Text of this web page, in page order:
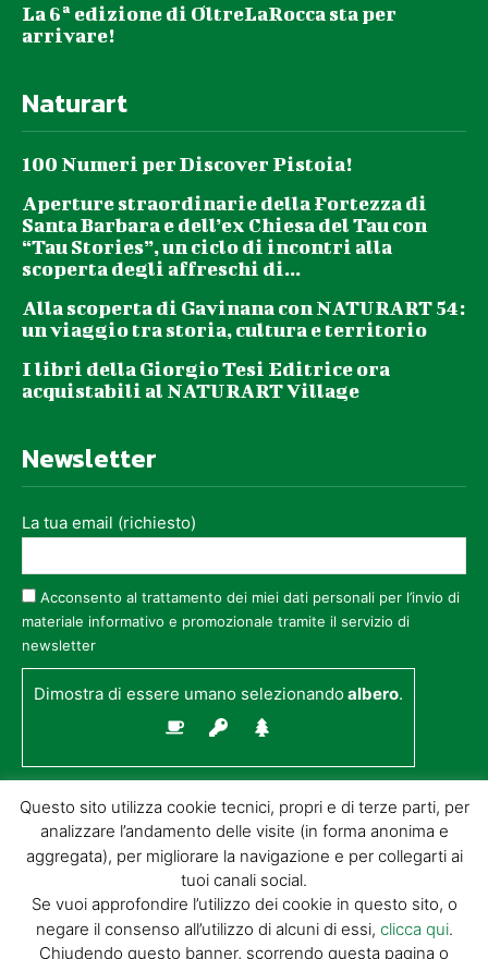
La 6ª edizione di OltreLaRocca sta per
arrivare!
Naturart
100 Numeri per Discover Pistoia!
Aperture straordinarie della Fortezza di
Santa Barbara e dell’ex Chiesa del Tau con
“Tau Stories”, un ciclo di incontri alla
scoperta degli affreschi di...
Alla scoperta di Gavinana con NATURART 54:
un viaggio tra storia, cultura e territorio
I libri della Giorgio Tesi Editrice ora
acquistabili al NATURART Village
Newsletter
La tua email (richiesto)
Acconsento al trattamento dei miei dati personali per l’invio di
materiale informativo e promozionale tramite il servizio di
newsletter
Dimostra di essere umano selezionandoalbero.
© GIORGIO TESI EDITRICE S.R.L. | P.IVA
Questo sito utilizza cookie tecnici, propri e di terze parti, per
analizzare l’andamento delle visite (in forma anonima e
aggregata), per migliorare la navigazione e per collegarti ai
tuoi canali social.
Se vuoi approfondire l’utilizzo dei cookie in questo sito, o
negare il consenso all’utilizzo di alcuni di essi, clicca qui.
Chiudendo questo banner, scorrendo questa pagina o